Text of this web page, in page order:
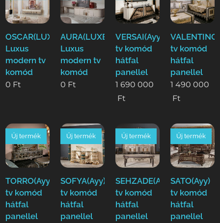
OSCAR(LUXE)
Luxus
modern tv
komód
0 Ft
AURA(LUXE)
Luxus
modern tv
komód
0 Ft
VERSAI(Ayy)
tv komód
hátfal
panellel
1 690 000
Ft
tv komód
hátfal
panellel
1 490 000
Ft
TORRO(Ayy)
tv komód
hátfal
panellel
Új termék
SOFYA(Ayy)
tv komód
hátfal
panellel
Új termék
SEHZADE(Ayy)
tv komód
hátfal
panellel
Új termék
SATO(Ayy)
tv komód
hátfal
panellel
Új termék